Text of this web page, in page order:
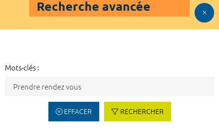
Recherche avancée
Mots-clés :
EFFACER RECHERCHER